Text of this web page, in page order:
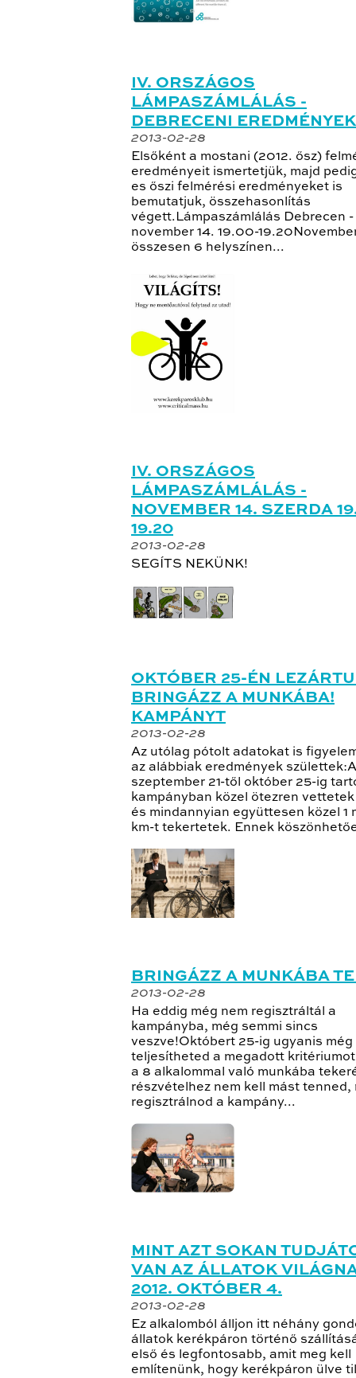
IV. ORSZÁGOS
LÁMPASZÁMLÁLÁS -
DEBRECENI EREDMÉNYEK
2013-02-28
Elsőként a mostani (2012. ősz)
eredményeit ismertetjük, majd
es őszi felmérési eredményeket is
bemutatjuk, összehasonlítás
végett.Lámpaszámlálás Debrecen -
november 14. 19.00-
összesen 6 helyszínen...
IV. ORSZÁGOS
LÁMPASZÁMLÁLÁS -
NOVEMBER 14. SZERDA
19.20
2013-02-28
SEGÍTS NEKÜNK!
OKTÓBER 25-ÉN
BRINGÁZZ A MUNKÁBA!
KAMPÁNYT
2013-02-28
Az utólag pótolt adatokat is
az alábbiak eredmények
szeptember 21-től október 25-ig
kampányban közel ötezren
és mindannyian együttesen közel 1
km-t tekertetek. Ennek
BRINGÁZZ A MUNKÁBA
2013-02-28
Ha eddig még nem regisztráltál a
kampányba, még semmi sincs
veszve!Októbert 25-ig ugyanis még
teljesítheted a megadott
a 8 alkalommal való munkába
részvételhez nem kell mást tenned,
regisztrálnod a kampány...
MINT AZT SOKAN
VAN AZ ÁLLATOK
2012. OKTÓBER 4.
2013-02-28
Ez alkalomból álljon itt néhány
állatok kerékpáron történő
első és legfontosabb, amit meg kell
említenünk, hogy kerékpáron ülve